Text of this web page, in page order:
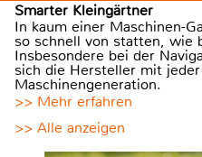
Smarter Kleingärtner
In kaum einer Maschinen-
so schnell von statten, wie
Insbesondere bei der
sich die Hersteller mit
Maschinengeneration.
>> Mehr erfahren
>> Alle anzeigen